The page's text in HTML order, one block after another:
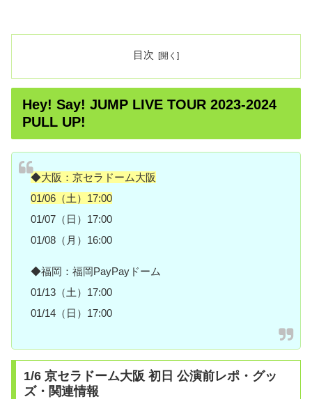
目次
Hey! Say! JUMP LIVE TOUR 2023-2024
PULL UP!
◆大阪：京セラドーム大阪
01/06（土）17:00
01/07（日）17:00
01/08（月）16:00
◆福岡：福岡PayPayドーム
01/13（土）17:00
01/14（日）17:00
1/6 京セラドーム大阪 初日 公演前レポ・グッ
ズ・関連情報